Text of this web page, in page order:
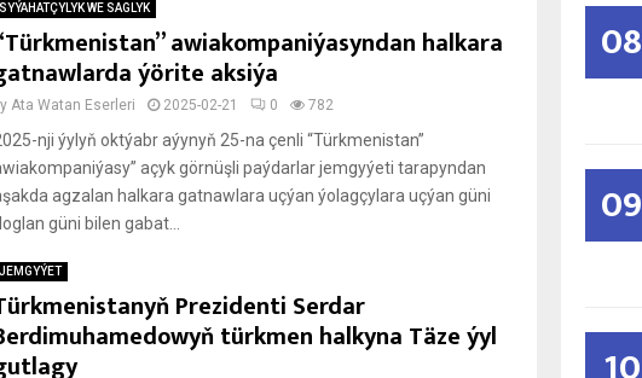
SYÝAHATÇYLYK WE SAGLYK
awiakompaniýasyndan halkara
ýörite aksiýa
Ata Watan Eserleri 2025-02-21 0 782
nji ýylyň oktýabr aýynyň 25-na çenli “Türkmenistan”
açyk görnüşli paýdarlar jemgyýeti tarapyndan
agzalan halkara gatnawlara uçýan ýolagçylara uçýan güni
güni bilen gabat...
JEMGYÝET
Prezidenti Serdar
türkmen halkyna Täze ýyl
08
09